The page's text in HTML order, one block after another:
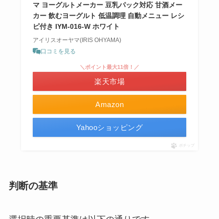
マ ヨーグルトメーカー 豆乳パック対応 甘酒メー
カー 飲むヨーグルト 低温調理 自動メニュー レシ
ピ付き IYM-016-W ホワイト
アイリスオーヤマ(IRIS OHYAMA)
口コミを見る
Amazon
＼ポイント最大11倍！／
楽天市場
Yahooショッピング
ポチップ
判断の基準